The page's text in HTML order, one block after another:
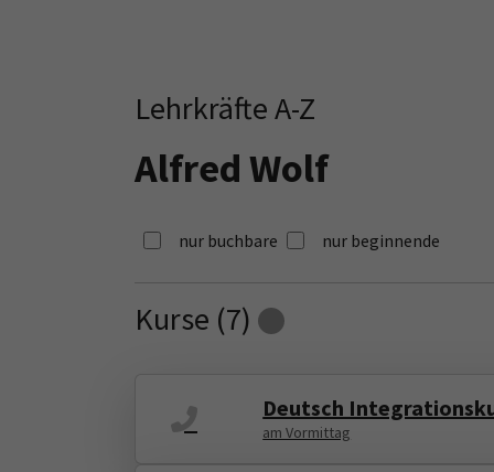
Lehrkräfte A-Z
Alfred Wolf
nur buchbare nur beginnende
Kurse (7) Loading...
Deutsch
am Vormittag